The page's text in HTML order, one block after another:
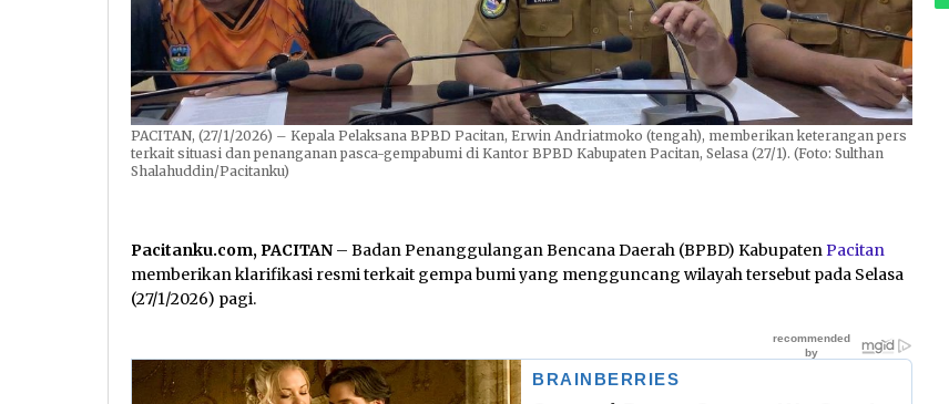
PACITAN, (27/1/2026) – Kepala Pelaksana BPBD Pacitan, Erwin Andriatmoko (tengah), memberikan keterangan pers
terkait situasi dan penanganan pasca-gempabumi di Kantor BPBD Kabupaten Pacitan, Selasa (27/1). (Foto: Sulthan
Shalahuddin/Pacitanku)
Pacitanku.com, PACITAN – Badan Penanggulangan Bencana Daerah (BPBD) Kabupaten Pacitan
memberikan klarifikasi resmi terkait gempa bumi yang mengguncang wilayah tersebut pada Selasa
(27/1/2026) pagi.